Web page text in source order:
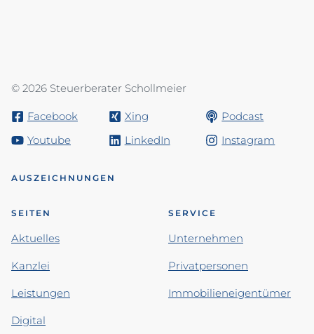
© 2026 Steuerberater Schollmeier
Facebook Xing
Podcast
Youtube
LinkedIn Instagram
AUSZEICHNUNGEN
SEITEN
Aktuelles
Kanzlei
Leistungen
Digital
SERVICE
Unternehmen
Privatpersonen
Immobilieneigentümer